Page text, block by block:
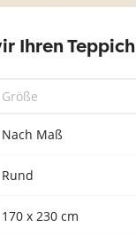
Ihren
Größe
Nach Maß
Rund
170 x 230 cm